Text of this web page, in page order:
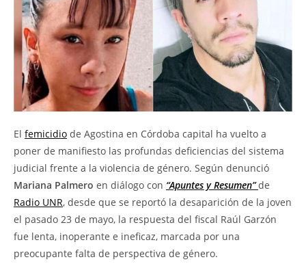
El femicidio de Agostina en Córdoba capital ha vuelto a
poner de manifiesto las profundas deficiencias del sistema
judicial frente a la violencia de género. Según denunció
Mariana Palmero en diálogo con “Apuntes y Resumen”de
Radio UNR, desde que se reportó la desaparición de la joven
el pasado 23 de mayo, la respuesta del fiscal Raúl Garzón
fue lenta, inoperante e ineficaz, marcada por una
preocupante falta de perspectiva de género.